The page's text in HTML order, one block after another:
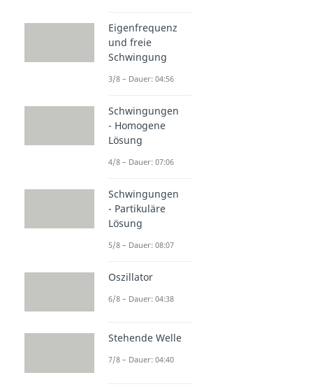
Eigenfrequenz
und freie
Schwingung
3/8 – Dauer: 04:56
Schwingungen
- Homogene
Lösung
4/8 – Dauer: 07:06
Schwingungen
- Partikuläre
Lösung
5/8 – Dauer: 08:07
Oszillator
6/8 – Dauer: 04:38
Stehende Welle
7/8 – Dauer: 04:40